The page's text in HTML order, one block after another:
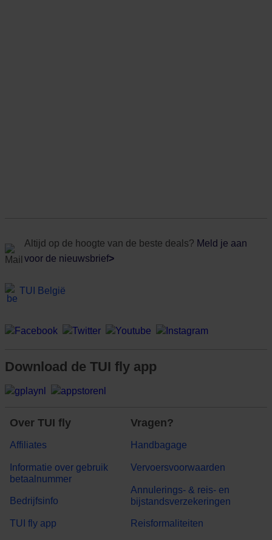
Altijd op de hoogte van de beste deals? Meld je aan
voor de nieuwsbrief>
TUI België
Download de TUI fly app
Over TUI fly
Affiliates
Informatie over gebruik
betaalnummer
Bedrijfsinfo
TUI fly app
Vragen?
Handbagage
Vervoersvoorwaarden
Annulerings- & reis- en
bijstandsverzekeringen
Reisformaliteiten